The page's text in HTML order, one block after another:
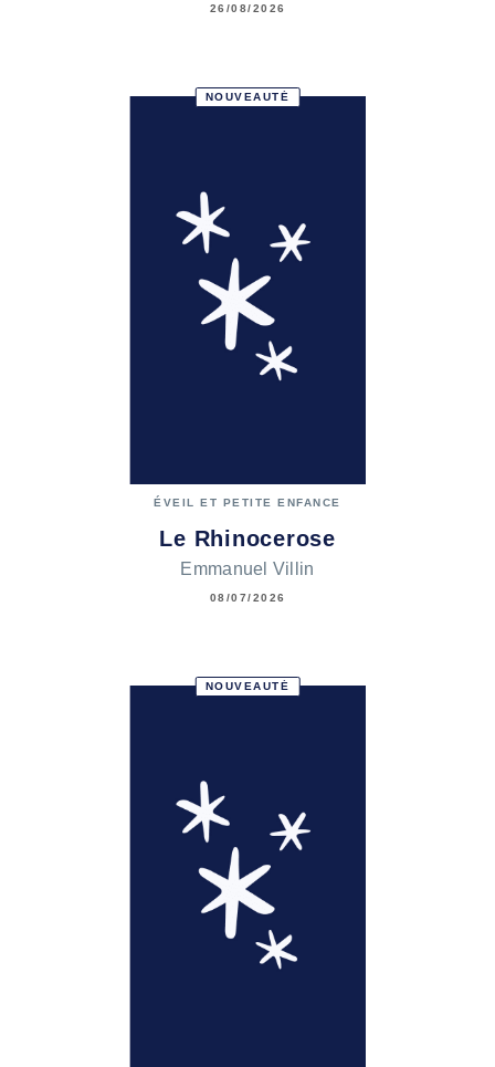
26/08/2026
NOUVEAUTÉ
ÉVEIL ET PETITE ENFANCE
Le Rhinocerose
Emmanuel Villin
08/07/2026
NOUVEAUTÉ